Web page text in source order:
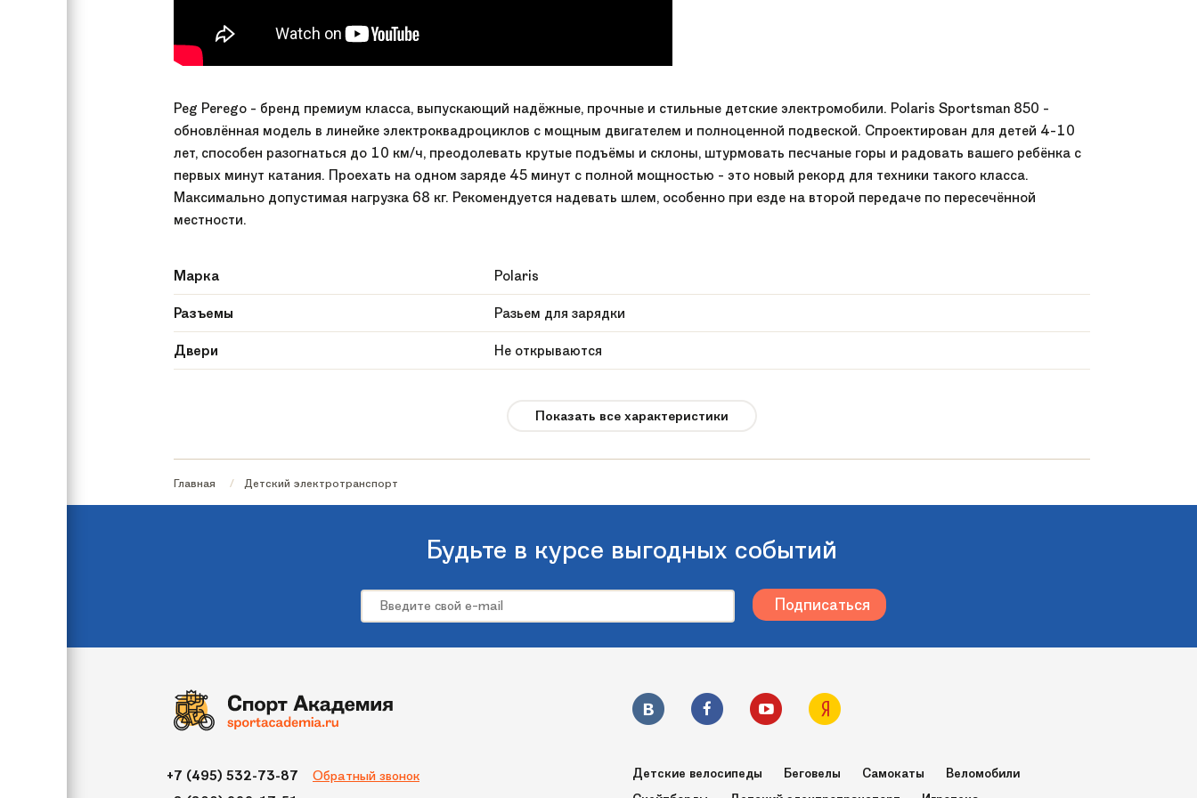
Peg Perego - бренд премиум класса, выпускающий надёжные, прочные и стильные детские электромобили. Polaris Sportsman 850 -
обновлённая модель в линейке электроквадроциклов с мощным двигателем и полноценной подвеской. Спроектирован для детей 4-10
лет, способен разогнаться до 10 км/ч, преодолевать крутые подъёмы и склоны, штурмовать песчаные горы и радовать вашего ребёнка с
первых минут катания. Проехать на одном заряде 45 минут с полной мощностью - это новый рекорд для техники такого класса.
Максимально допустимая нагрузка 68 кг. Рекомендуется надевать шлем, особенно при езде на второй передаче по пересечённой
местности.
Марка
Polaris
Разъемы
Разьем для зарядки
Двери
Не открываются
Peg Perego
Вес
35 кг
до 68 кг
Мотор/редуктор
2х340W
Материал сиденья
Материал колес
Пластик с резиновыми накладками
Показать все характеристики
Главная Детский электротранспорт
Будьте в курсе выгодных событий
+7 (495) 532-73-87 Обратный звонок Детские велосипеды Беговелы Самокаты
Веломобили